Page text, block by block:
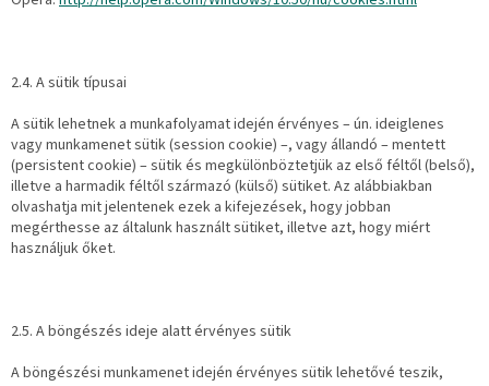
2.4. A sütik típusai
A sütik lehetnek a munkafolyamat idején érvényes – ún. ideiglenes
vagy munkamenet sütik (session cookie) –, vagy állandó – mentett
(persistent cookie) – sütik és megkülönböztetjük az első féltől (belső),
illetve a harmadik féltől származó (külső) sütiket. Az alábbiakban
olvashatja mit jelentenek ezek a kifejezések, hogy jobban
megérthesse az általunk használt sütiket, illetve azt, hogy miért
használjuk őket.
2.5. A böngészés ideje alatt érvényes sütik
A böngészési munkamenet idején érvényes sütik lehetővé teszik,